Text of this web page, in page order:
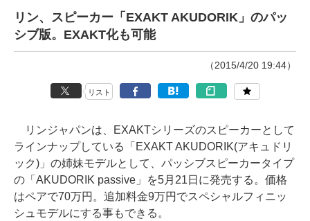
リン、スピーカー「EXAKT AKUDORIK」のパッ
シブ版。EXAKT化も可能
（2015/4/20 19:44）
リスト
リンジャパンは、EXAKTシリーズのスピーカーとして
ラインナップしている「EXAKT AKUDORIK(アキュドリ
ック)」の姉妹モデルとして、パッシブスピーカータイプ
の「AKUDORIK passive」を5月21日に発売する。価格
はペアで70万円。追加料金9万円でスペシャルフィニッ
シュモデルにする事もできる。